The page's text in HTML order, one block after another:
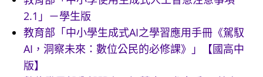
2.1」－學生版
教育部「中小學生成式AI之學習應用手冊《駕馭
AI，洞察未來：數位公民的必修課》」【國高中
版】